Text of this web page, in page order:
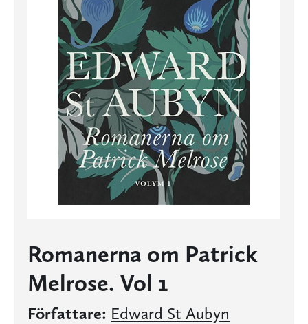
Romanerna om Patrick
Melrose. Vol 1
Författare: Edward St Aubyn